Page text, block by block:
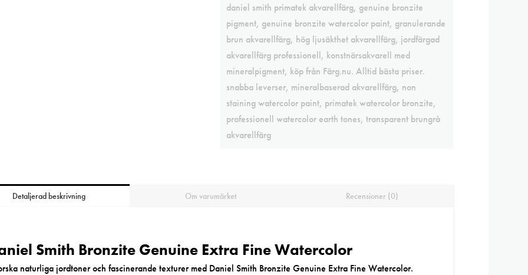
daniel smith primatek akvarellfärg, genuine bronzite
pigment, genuine bronzite watercolor paint, granulerande
brun akvarellfärg, hög ljusäkthet akvarellfärg, jordfärgad
akvarellfärg professionell, konstnärsakvarell med
mineralpigment, köp från Färg.nu. Alltid bästa priser.
snabba leverser, mineralbaserad akvarellfärg, non
staining watercolor paint, primatek watercolor bronzite,
professionell watercolor earth tones, transparent brungrå
akvarellfärg
Detaljerad beskrivning Om varumärket Recensioner (0)
Smith Bronzite Genuine Extra Fine Watercolor
naturliga jordtoner och fascinerande texturer med Daniel Smith Bronzite Genuine Extra Fine Watercolor.